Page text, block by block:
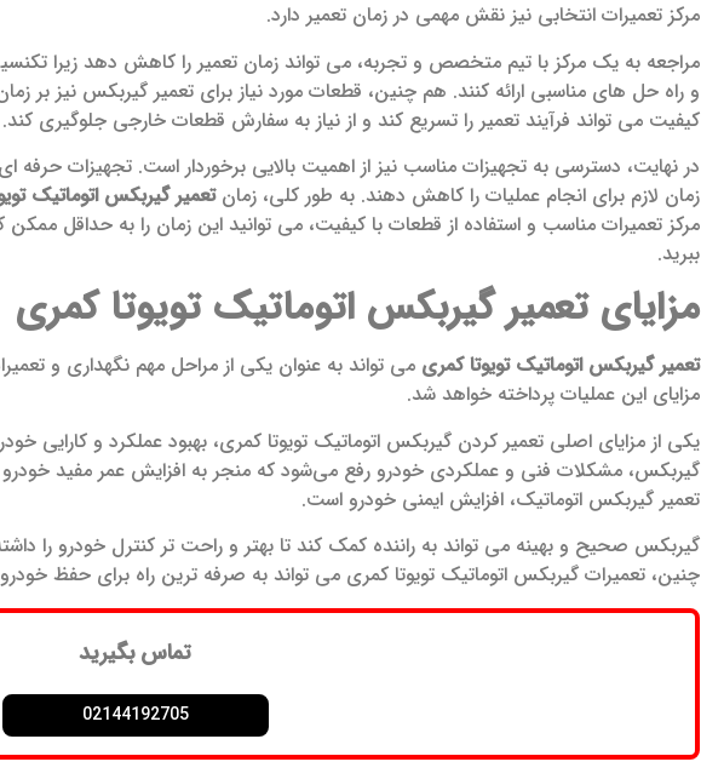
مرکز تعمیرات انتخابی نیز نقش مهمی در زمان تعمیر دارد.
مراجعه به یک مرکز با تیم متخصص و تجربه، می ‌تواند زمان تعمیر را کاهش دهد زیرا
و راه ‌حل ‌های مناسبی ارائه کنند. هم چنین، قطعات مورد نیاز برای تعمیر گیربکس نیز بر
کیفیت می ‌تواند فرآیند تعمیر را تسریع کند و از نیاز به سفارش قطعات خارجی جلوگیری کند.
در نهایت، دسترسی به تجهیزات مناسب نیز از اهمیت بالایی برخوردار است. تجهیزات حرفه‌
زمان لازم برای انجام عملیات را کاهش دهند. به طور کلی، زمانتعمیر گیربکس اتوماتیک
مرکز تعمیرات مناسب و استفاده از قطعات با کیفیت، می ‌توانید این زمان را به حداقل
ببرید.
مزایایتعمیر گیربکس اتوماتیک تویوتا کمری
تعمیر گیربکس اتوماتیک تویوتا کمری می ‌تواند به عنوان یکی از مراحل مهم نگهداری و
مزایای این عملیات پرداخته خواهد شد.
یکی از مزایای اصلی تعمیر کردن گیربکس اتوماتیک تویوتا کمری، بهبود عملکرد و کارایی
گیربکس، مشکلات فنی و عملکردی خودرو رفع می‌شود که منجر به افزایش عمر مفید
تعمیر گیربکس اتوماتیک، افزایش ایمنی خودرو است.
گیربکس صحیح و بهینه می ‌تواند به راننده کمک کند تا بهتر و راحت تر کنترل خودرو را
چنین، تعمیرات گیربکس اتوماتیک تویوتا کمری می‌ تواند به صرفه ترین راه برای حفظ
تماس بگیرید
02144192705